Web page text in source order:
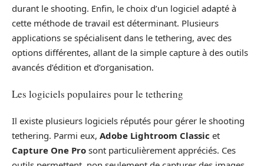
durant le shooting. Enfin, le choix d’un logiciel adapté à
cette méthode de travail est déterminant. Plusieurs
applications se spécialisent dans le tethering, avec des
options différentes, allant de la simple capture à des outils
avancés d’édition et d’organisation.
Les logiciels populaires pour le tethering
Il existe plusieurs logiciels réputés pour gérer le shooting
tethering. Parmi eux, Adobe Lightroom Classic et
Capture One Pro sont particulièrement appréciés. Ces